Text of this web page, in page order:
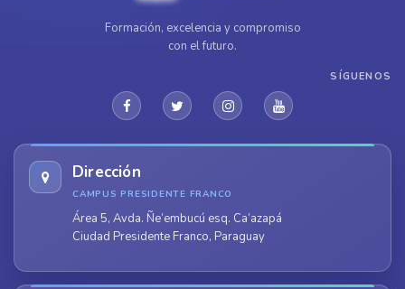
Formación, excelencia y compromiso
con el futuro.
SÍGUENOS
Dirección
CAMPUS PRESIDENTE FRANCO
Área 5, Avda. Ñe’embucú esq. Ca’azapá
Ciudad Presidente Franco, Paraguay